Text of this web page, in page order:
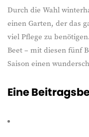
Durch die Wahl
einen Garten, der das
viel Pflege zu
Beet – mit diesen fünf
Saison einen
Eine